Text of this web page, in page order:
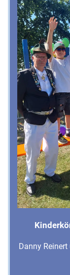
Danny